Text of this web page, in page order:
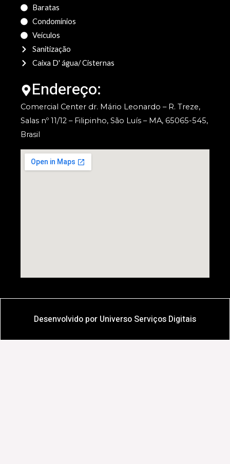
Baratas
Condomínios
Veículos
Sanitização
Caixa D' água/ Cisternas
Endereço:
Comercial Center dr. Mário Leonardo – R. Treze,
Salas nº 11/12 – Filipinho, São Luís – MA, 65065-545,
Brasil
Desenvolvido por Universo Serviços Digitais